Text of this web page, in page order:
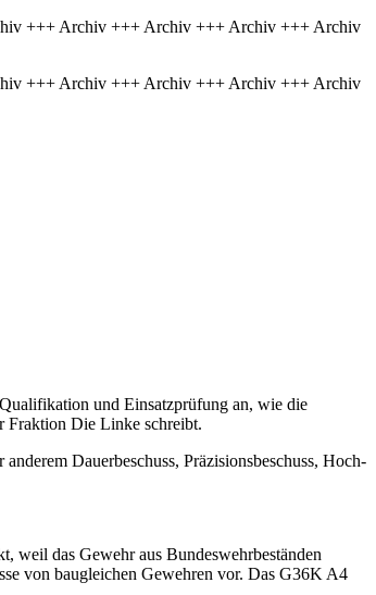
+++ Archiv +++ Archiv +++ Archiv +++ Archiv
+++ Archiv +++ Archiv +++ Archiv +++ Archiv
und Einsatzprüfung an, wie die
Fraktion Die Linke schreibt.
Dauerbeschuss, Präzisionsbeschuss, Hoch-
weil das Gewehr aus Bundeswehrbeständen
von baugleichen Gewehren vor. Das G36K A4